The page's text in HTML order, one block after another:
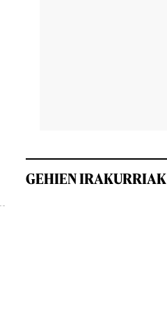
GEHIEN IRAKURRIAK